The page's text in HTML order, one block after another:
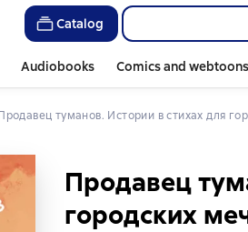
Catalog
Audiobooks Comics and webtoons
Продавец туманов. Истории в стихах для
Продавец
городских